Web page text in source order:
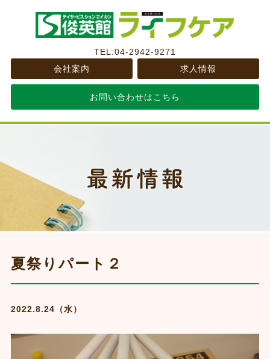
TEL:04-2942-9271
会社案内
求人情報
お問い合わせはこちら
夏祭りパート２
2022.8.24（水）